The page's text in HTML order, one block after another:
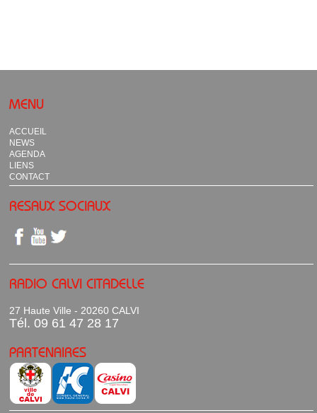
MENU
ACCUEIL
NEWS
AGENDA
LIENS
CONTACT
RESAUX SOCIAUX
RADIO CALVI CITADELLE
27 Haute Ville - 20260 CALVI
Tél. 09 61 47 28 17
PARTENAIRES